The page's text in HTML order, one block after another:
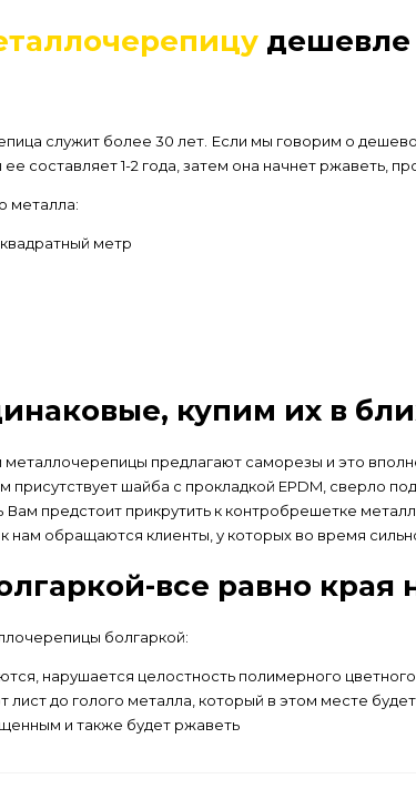
дешевле
служит более 30 лет. Если мы говорим о
составляет 1-2 года, затем она начнет ржаветь,
металла:
метр
купим их в
предлагают саморезы и это
присутствует шайба с прокладкой EPDM, сверло
Вам предстоит прикрутить к контробрешетке
нам обращаются клиенты, у которых во время
все равно края
болгаркой:
нарушается целостность полимерного
лист до голого металла, который в этом месте
и также будет ржаветь